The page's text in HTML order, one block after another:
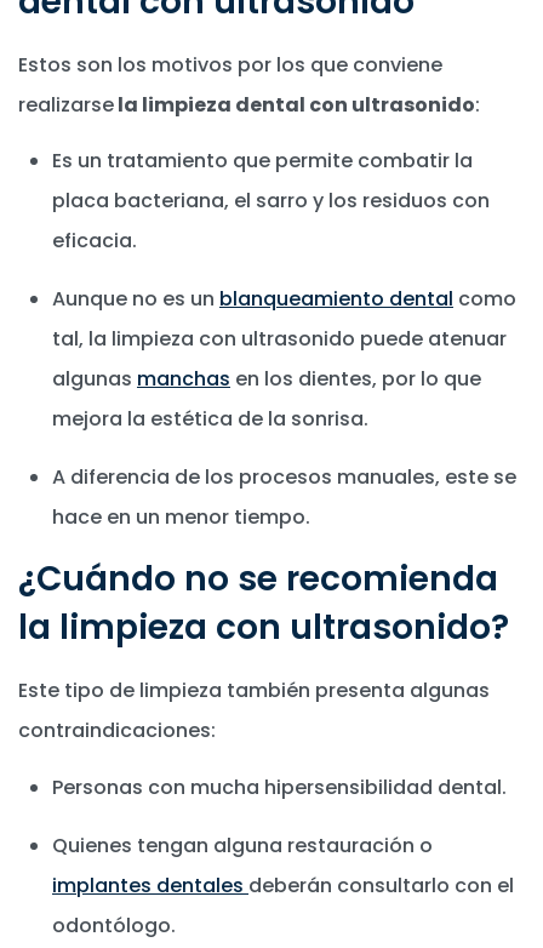
Estos son los motivos por los que conviene
realizarsela limpieza dental con ultrasonido:
Es un tratamiento que permite combatir la
placa bacteriana, el sarro y los residuos con
eficacia.
Aunque no es un blanqueamiento dental como
tal, la limpieza con ultrasonido puede atenuar
algunas manchas en los dientes, por lo que
mejora la estética de la sonrisa.
A diferencia de los procesos manuales, este se
hace en un menor tiempo.
¿Cuándo no se recomienda
la limpieza con ultrasonido?
Este tipo de limpieza también presenta algunas
contraindicaciones:
Personas con mucha hipersensibilidad dental.
Quienes tengan alguna restauración o
implantes dentales deberán consultarlo con el
odontólogo.